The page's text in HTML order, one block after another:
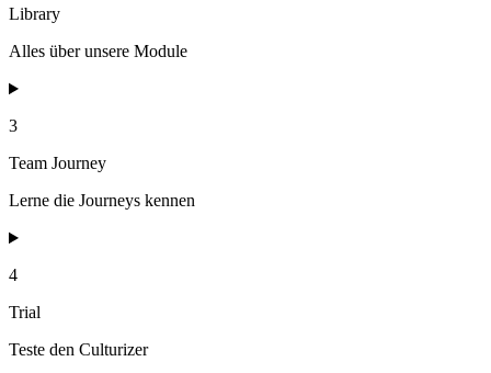
Library
Alles über unsere Module
3
Team Journey
Lerne die Journeys kennen
4
Trial
Teste den Culturizer